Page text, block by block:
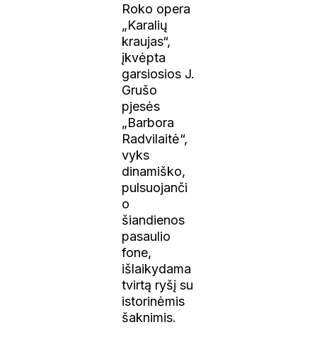
Roko opera
„Karalių
kraujas“,
įkvėpta
garsiosios J.
Grušo
pjesės
„Barbora
Radvilaitė“,
vyks
dinamiško,
pulsuojanči
o
šiandienos
pasaulio
fone,
išlaikydama
tvirtą ryšį su
istorinėmis
šaknimis.